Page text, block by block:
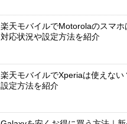
楽天モバイルでMotorolaのスマホ
対応状況や設定方法を紹介
楽天モバイルでXperiaは使えない
設定方法を紹介